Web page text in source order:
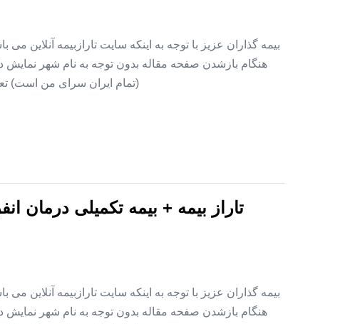
بیمه گذاران عزیز با توجه به اینکه سایت تارازبیمه آنلاین
هنگام بازشدن صفحه مقاله بدون توجه به نام شهر نمایش
(تمام ایران سرای من است)
تاراز بیمه + بیمه تکمیلی درمان
بیمه گذاران عزیز با توجه به اینکه سایت تارازبیمه آنلاین
هنگام بازشدن صفحه مقاله بدون توجه به نام شهر نمایش